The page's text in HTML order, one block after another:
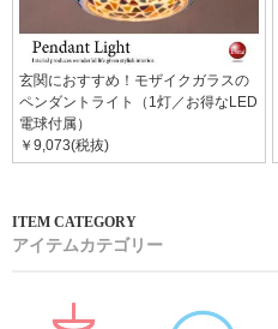
玄関におすすめ！モザイクガラスの
ペンダントライト（1灯／お得なLED
電球付属）
￥9,073(税抜)
アイテムカテゴリー